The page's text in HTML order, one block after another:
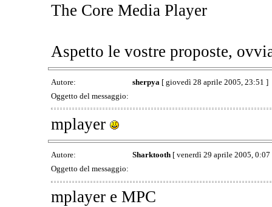
The Core Media Player
Aspetto le vostre proposte,
Autore: sherpya [ giovedì 28 aprile 2005, 23:51 ]
Oggetto del messaggio:
mplayer
Autore: Sharktooth[ venerdì 29 aprile 2005, 0:07
Oggetto del messaggio:
mplayer e MPC